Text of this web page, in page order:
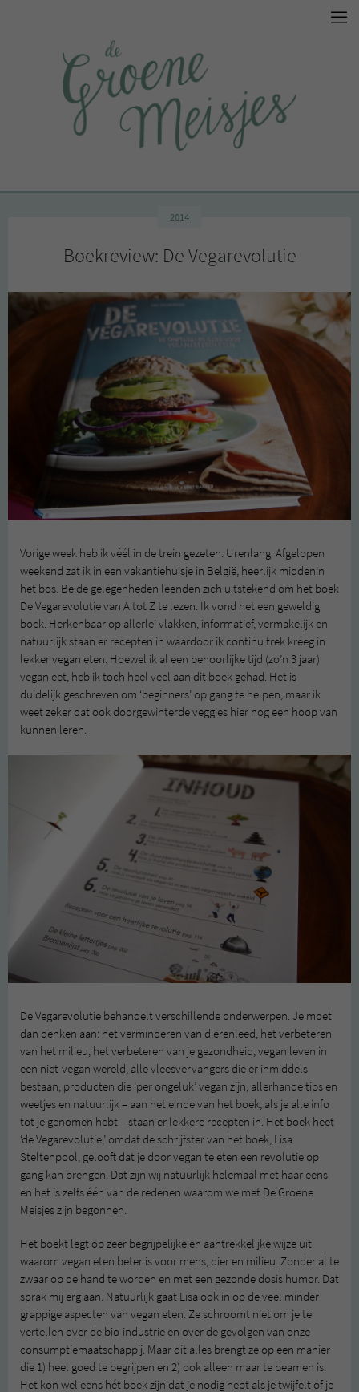
2014
Boekreview: De Vegarevolutie
Vorige week heb ik véél in de trein gezeten. Urenlang. Afgelopen
weekend zat ik in een vakantiehuisje in België, heerlijk middenin
het bos. Beide gelegenheden leenden zich uitstekend om het boek
De Vegarevolutie van A tot Z te lezen. Ik vond het een geweldig
boek. Herkenbaar op allerlei vlakken, informatief, vermakelijk en
natuurlijk staan er recepten in waardoor ik continu trek kreeg in
lekker vegan eten. Hoewel ik al een behoorlijke tijd (zo’n 3 jaar)
vegan eet, heb ik toch heel veel aan dit boek gehad. Het is
duidelijk geschreven om ‘beginners’ op gang te helpen, maar ik
weet zeker dat ook doorgewinterde veggies hier nog een hoop van
kunnen leren.
De Vegarevolutie behandelt verschillende onderwerpen. Je moet
dan denken aan: het verminderen van dierenleed, het verbeteren
van het milieu, het verbeteren van je gezondheid, vegan leven in
een niet-vegan wereld, alle vleesvervangers die er inmiddels
bestaan, producten die ‘per ongeluk’ vegan zijn, allerhande tips en
weetjes en natuurlijk – aan het einde van het boek, als je alle info
tot je genomen hebt – staan er lekkere recepten in. Het boek heet
‘de Vegarevolutie,’ omdat de schrijfster van het boek, Lisa
Steltenpool, gelooft dat je door vegan te eten een revolutie op
gang kan brengen. Dat zijn wij natuurlijk helemaal met haar eens
en het is zelfs één van de redenen waarom we met De Groene
Meisjes zijn begonnen.
Het boekt legt op zeer begrijpelijke en aantrekkelijke wijze uit
waarom vegan eten beter is voor mens, dier en milieu. Zonder al te
zwaar op de hand te worden en met een gezonde dosis humor. Dat
sprak mij erg aan. Natuurlijk gaat Lisa ook in op de veel minder
grappige aspecten van vegan eten. Ze schroomt niet om je te
vertellen over de bio-industrie en over de gevolgen van onze
consumptiemaatschappij. Maar dit alles brengt ze op een manier
die 1) heel goed te begrijpen en 2) ook alleen maar te beamen is.
Het kon wel eens hét boek zijn dat je nodig hebt als je twijfelt of je